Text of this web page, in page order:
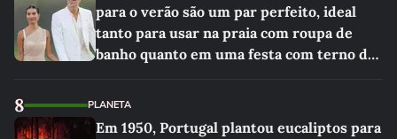
para o verão são um par perfeito, ideal
tanto para usar na praia com roupa de
banho quanto em uma festa com terno de
8 PLANETA
Em 1950, Portugal plantou eucaliptos para